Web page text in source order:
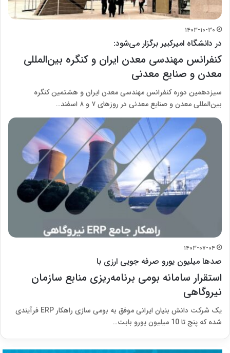
۱۴۰۳-۱۰-۳۰
در دانشگاه امیرکبیر برگزار می‌شود:
کنفرانس مهندسی معدن ایران و کنگره بین‌المللی
معدن و صنایع معدنی
سیزدهمین دوره کنفرانس مهندسی معدن ایران و هشتمین کنگره
بین‌المللی معدن و صنایع معدنی در روزهای ۷ و ۸ اسفند…
۱۴۰۳-۰۷-۰۴
صدها میلیون یورو صرفه جویی ارزی با
استقرار سامانه بومی برنامه‌ریزی منابع سازمان
نیروگاهی
یک شرکت دانش بنیان ایرانی موفق به بومی سازی راهکار ERP فرآیندی
شده که پنج تا 10 میلیون یورو بابت…